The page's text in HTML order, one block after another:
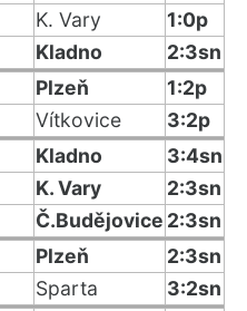
K. Vary
1:0p
Kladno
2:3sn
Plzeň
1:2p
Vítkovice
3:2p
Kladno
3:4sn
K. Vary
2:3sn
Č.Budějovice 2:3sn
Plzeň
2:3sn
Sparta
3:2sn